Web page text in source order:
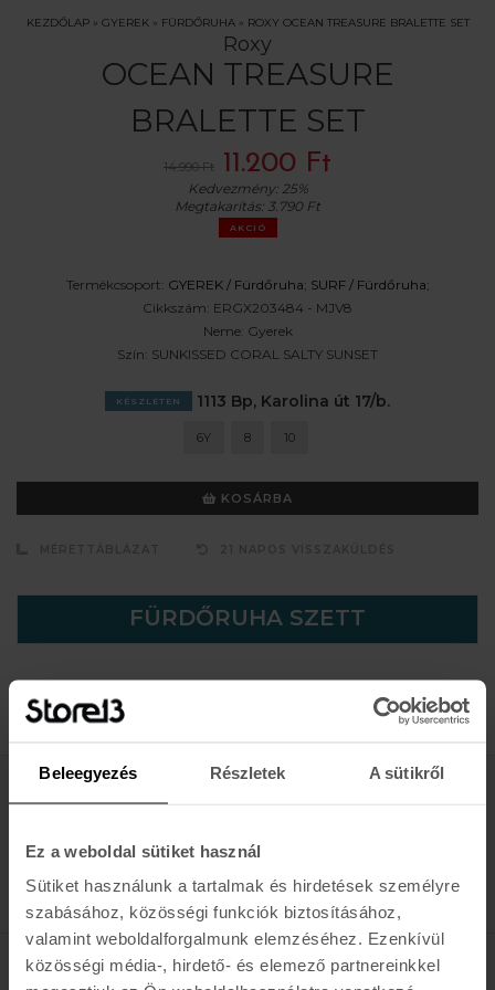
Beleegyezés Részletek A sütikről
Ez a weboldal sütiket használ
Sütiket használunk a tartalmak és hirdetések személyre
szabásához, közösségi funkciók biztosításához,
valamint weboldalforgalmunk elemzéséhez. Ezenkívül
közösségi média-, hirdető- és elemező partnereinkkel
KEZDŐLAP» GYEREK» FÜRDŐRUHA» ROXY OCEAN TREASURE BRALETTE SET
Roxy
OCEAN TREASURE
BRALETTE SET
14.990 Ft 11.200 Ft
Kedvezmény: 25%
Megtakarítás: 3.790 Ft
AKCIÓ
Termékcsoport: GYEREK / Fürdőruha; SURF / Fürdőruha;
Cikkszám: ERGX203484 - MJV8
Neme: Gyerek
Szín: SUNKISSED CORAL SALTY SUNSET
KÉSZLETEN 1113 Bp, Karolina út 17/b.
6Y 8 10
KOSÁRBA
FÜRDŐRUHA SZETT
Értesülj az újdonságokról, akciókról
E-MAIL
FELIRATKOZOM »